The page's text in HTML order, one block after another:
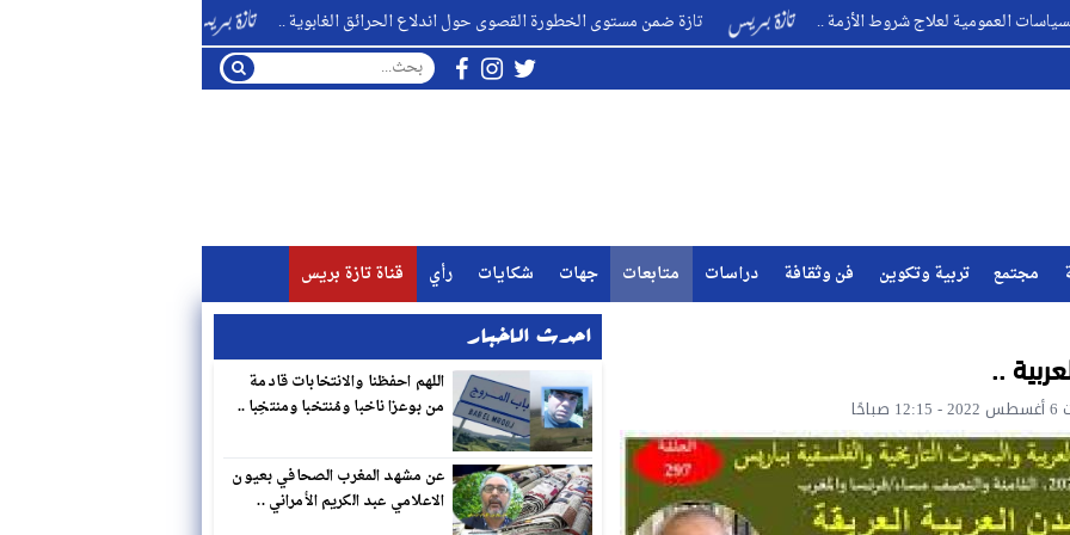
لعلاج شروط الأزمة .. تازة ضمن مستوى الخطورة القصوى حول اندلاع الحرائق الغابوية ..
التاريخ الديني للأطلس المتوسط
مجتمع تربية وتكوين فن وثقافة دراسات متابعات جهات شكايات رأي
قناة تازة بريس
..
احدث الاخبار
اللهم احفظنا والانتخابات قادمة
من بوعزا ناخبا ومُنتخبا ومنتخِبا ..
عن مشهد المغرب الصحافي بعيون
الاعلامي عبد الكريم الأمراني ..